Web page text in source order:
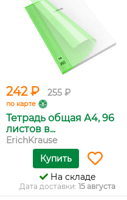
242 ₽ 255 ₽
по карте
Тетрадь общая А4, 96
листов в...
ErichKrause
Купить
На складе
Дата доставки: 15 августа